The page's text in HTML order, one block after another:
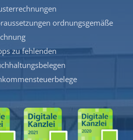
ordnungsgemäße
zu fehlenden